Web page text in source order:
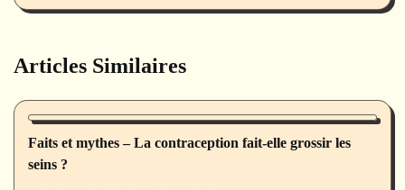
Articles Similaires
Santé des femmes
Faits et mythes – La contraception fait-elle grossir les
seins ?